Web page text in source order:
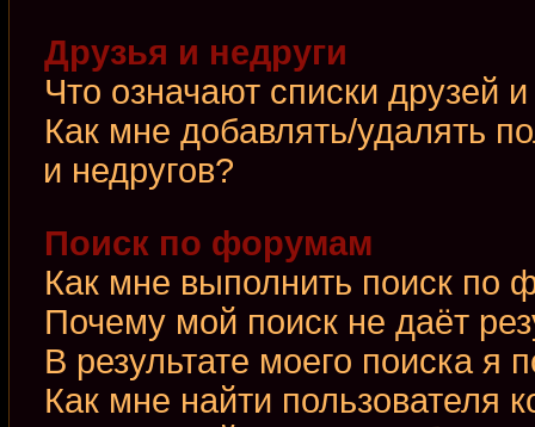
Друзья и недруги
Что означают списки друзей
Как мне добавлять/удалять
и недругов?
Поиск по форумам
Как мне выполнить поиск
Почему мой поиск не даёт
В результате моего поиска я
Как мне найти пользователя